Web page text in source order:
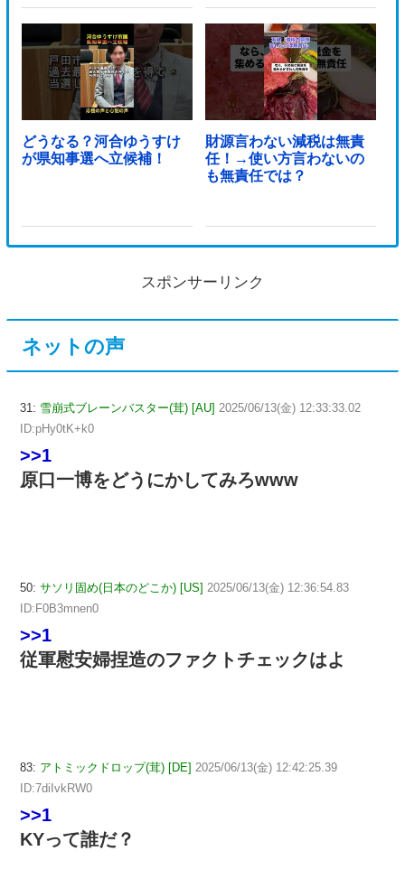
どうなる？河合ゆうすけ
が県知事選へ立候補！
財源言わない減税は無責
任！→使い方言わないの
も無責任では？
スポンサーリンク
ネットの声
31: 雪崩式ブレーンバスター(茸) [AU] 2025/06/13(金) 12:33:33.02
ID:pHy0tK+k0
>>1
原口一博をどうにかしてみろwww
50: サソリ固め(日本のどこか) [US] 2025/06/13(金) 12:36:54.83
ID:F0B3mnen0
>>1
従軍慰安婦捏造のファクトチェックはよ
83: アトミックドロップ(茸) [DE] 2025/06/13(金) 12:42:25.39
ID:7diIvkRW0
>>1
KYって誰だ？